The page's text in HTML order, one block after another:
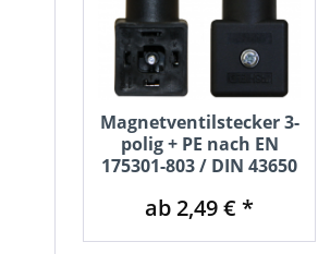
Magnetventilstecker 3-
polig + PE nach EN
175301-803 / DIN 43650
ab 2,49 € *